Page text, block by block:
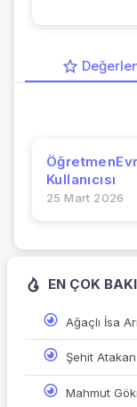
Kullanıcısı
25 Mart 2026
EN ÇOK
Ağaçlı İsa
Şehit
Mahmut